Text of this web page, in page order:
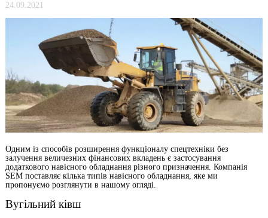
24.09.2021
Одним із способів розширення функціоналу спецтехніки без
залучення величезних фінансових вкладень є застосування
додаткового навісного обладнання різного призначення. Компанія
SEM поставляє кілька типів навісного обладнання, яке ми
пропонуємо розглянути в нашому огляді.
Вугільний ківш